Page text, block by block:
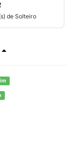
de Solteiro